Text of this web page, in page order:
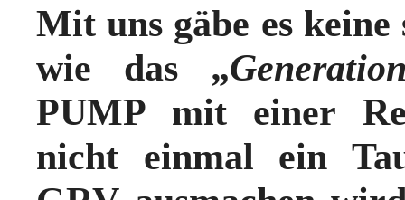
Mit uns gäbe es
wie das „
PUMP mit einer
nicht einmal ein